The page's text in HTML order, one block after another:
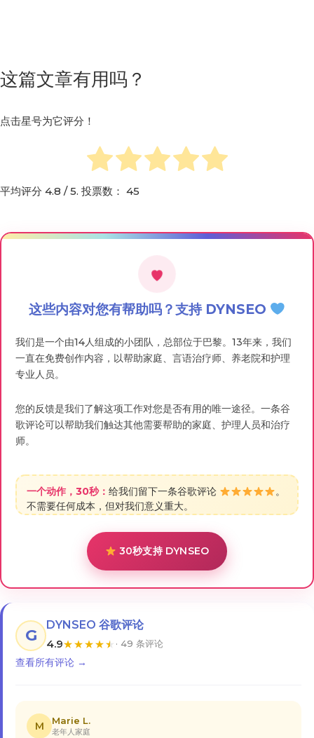
这篇文章有用吗？
点击星号为它评分！
平均评分 4.8 / 5. 投票数： 45
这些内容对您有帮助吗？支持 DYNSEO
我们是一个由14人组成的小团队，总部位于巴黎。13年来，我们
一直在免费创作内容，以帮助家庭、言语治疗师、养老院和护理
专业人员。
您的反馈是我们了解这项工作对您是否有用的唯一途径。一条谷
歌评论可以帮助我们触达其他需要帮助的家庭、护理人员和治疗
师。
一个动作，30秒： 给我们留下一条谷歌评论
。
不需要任何成本，但对我们意义重大。
30秒支持 DYNSEO
G
DYNSEO 谷歌评论
4.9★★★★★ · 49 条评论
查看所有评论 →
M Marie L.
老年人家庭